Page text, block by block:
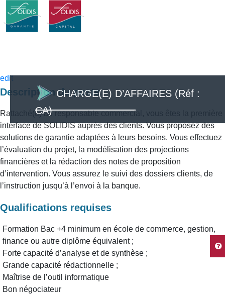
CHARGE(E) D’AFFAIRES (Réf :
CA)
CHARGE(E)
edit
Description du poste
Rattaché(e) au responsable commercial, vous êtes la première
interface de SOLIDIS auprès des clients. Vous proposez des
solutions de garantie adaptées à leurs besoins. Vous effectuez
l’évaluation du projet, la modélisation des projections
financières et la rédaction des notes de proposition
d’intervention. Vous assurez le suivi des dossiers clients, de
l’instruction jusqu’à l’envoi à la banque.
Qualifications requises
Formation Bac +4 minimum en école de commerce, gestion,
finance ou autre diplôme équivalent ;
Forte capacité d’analyse et de synthèse ;
Grande capacité rédactionnelle ;
Maîtrise de l’outil informatique
Bon négociateur